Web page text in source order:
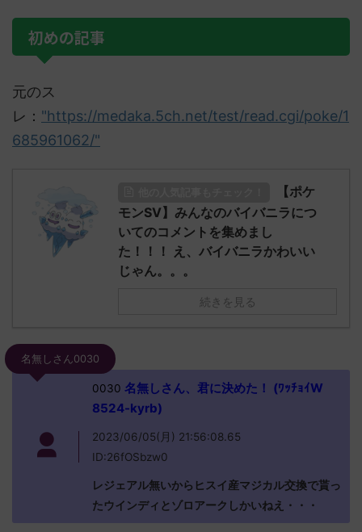
初めの記事
元のス
レ： "https://medaka.5ch.net/test/read.cgi/poke/1
685961062/"
【ポケ
モンSV】みんなのバイバニラにつ
いてのコメントを集めまし
た！！！ え、バイバニラかわいい
じゃん。。。
続きを見る
名無しさん0030
0030 名無しさん、君に決めた！ (ﾜｯﾁｮｲW
8524-kyrb)
2023/06/05(月) 21:56:08.65
ID:26fOSbzw0
レジェアル無いからヒスイ産マジカル交換で貰っ
たウインディとゾロアークしかいねえ・・・